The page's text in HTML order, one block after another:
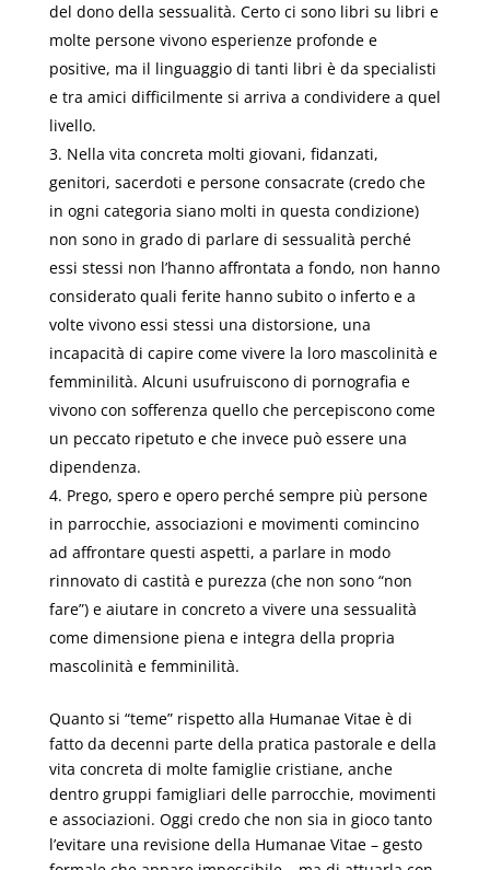
del dono della sessualità. Certo ci sono libri su libri e
molte persone vivono esperienze profonde e
positive, ma il linguaggio di tanti libri è da specialisti
e tra amici difficilmente si arriva a condividere a quel
livello.
Nella vita concreta molti giovani, fidanzati,
genitori, sacerdoti e persone consacrate (credo che
in ogni categoria siano molti in questa condizione)
non sono in grado di parlare di sessualità perché
essi stessi non l’hanno affrontata a fondo, non hanno
considerato quali ferite hanno subito o inferto e a
volte vivono essi stessi una distorsione, una
incapacità di capire come vivere la loro mascolinità e
femminilità. Alcuni usufruiscono di pornografia e
vivono con sofferenza quello che percepiscono come
un peccato ripetuto e che invece può essere una
dipendenza.
Prego, spero e opero perché sempre più persone
in parrocchie, associazioni e movimenti comincino
ad affrontare questi aspetti, a parlare in modo
rinnovato di castità e purezza (che non sono “non
fare”) e aiutare in concreto a vivere una sessualità
come dimensione piena e integra della propria
mascolinità e femminilità.
Quanto si “teme” rispetto alla Humanae Vitae è di
fatto da decenni parte della pratica pastorale e della
vita concreta di molte famiglie cristiane, anche
dentro gruppi famigliari delle parrocchie, movimenti
e associazioni. Oggi credo che non sia in gioco tanto
l’evitare una revisione della Humanae Vitae – gesto